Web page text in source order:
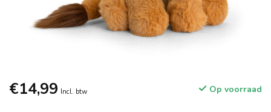
€14,99 Incl. btw Op voorraad